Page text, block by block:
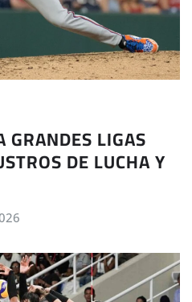
GRANDES LIGAS
DE LUCHA Y